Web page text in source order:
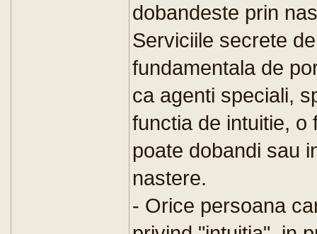
dobandeste prin
Serviciile secrete
fundamentala de
ca agenti speciali,
functia de intuitie, o
poate dobandi sau
nastere.
- Orice persoana